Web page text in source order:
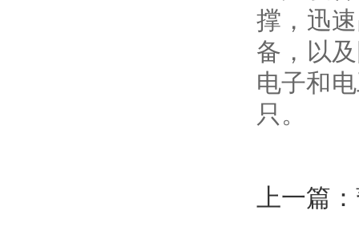
撑，迅
备，以
电子和
只。
上一篇